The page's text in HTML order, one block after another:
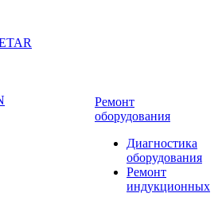
Ремонт
оборудования
Диагностика
оборудования
Ремонт
индукционных